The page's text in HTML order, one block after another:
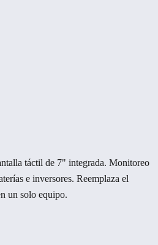
táctil de 7" integrada. Monitoreo
e inversores. Reemplaza el
un solo equipo.